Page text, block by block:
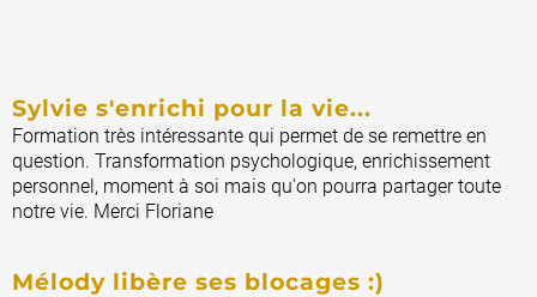
Sylvie s'enrichi pour la vie...
Formation très intéressante qui permet de se remettre en
question. Transformation psychologique, enrichissement
personnel, moment à soi mais qu'on pourra partager toute
notre vie. Merci Floriane
Mélody libère ses blocages :)